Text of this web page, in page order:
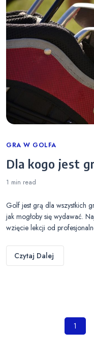
Categories
GRA W GOLFA
Dla kogo jest
1 min read
Golf jest grą dla wszystkich
jak mogłoby się wydawać.
wzięcie lekcji od
Czytaj Dalej
1